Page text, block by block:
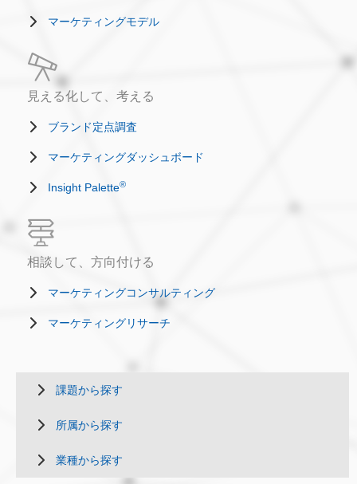
マーケティングモデル
見える化して、考える
ブランド定点調査
マーケティングダッシュボード
Insight Palette®
相談して、方向付ける
マーケティングコンサルティング
マーケティングリサーチ
課題から探す
所属から探す
業種から探す